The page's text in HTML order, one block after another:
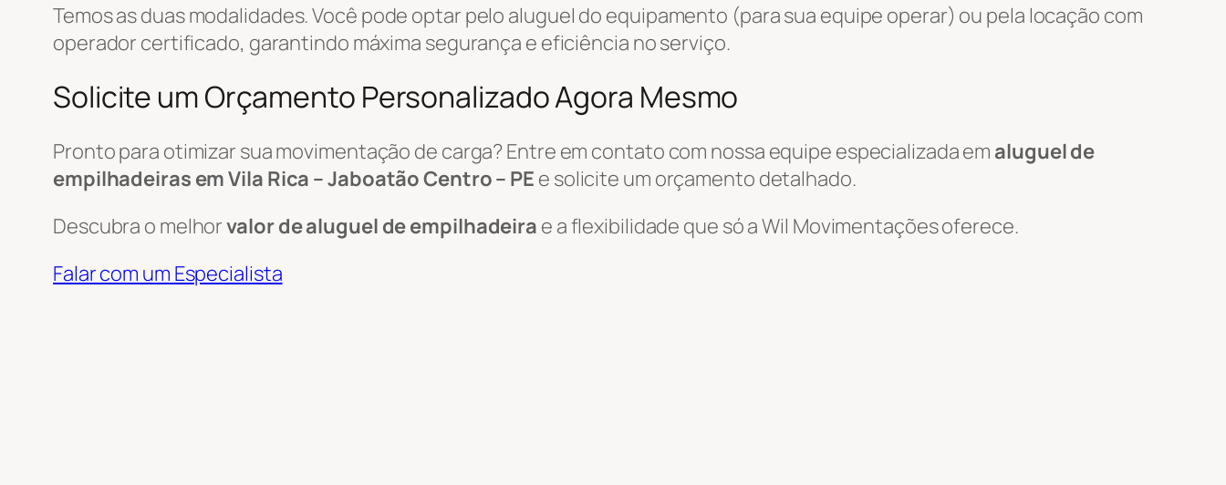
Temos as duas modalidades. Você pode optar pelo aluguel do equipamento (para sua equipe operar) ou pela locação com
operador certificado, garantindo máxima segurança e eficiência no serviço.
Solicite um Orçamento Personalizado Agora Mesmo
Pronto para otimizar sua movimentação de carga? Entre em contato com nossa equipe especializada em aluguel de
empilhadeiras em Vila Rica – Jaboatão Centro – PE e solicite um orçamento detalhado.
Descubra o melhorvalor de aluguel de empilhadeira e a flexibilidade que só a Wil Movimentações oferece.
Falar com um Especialista